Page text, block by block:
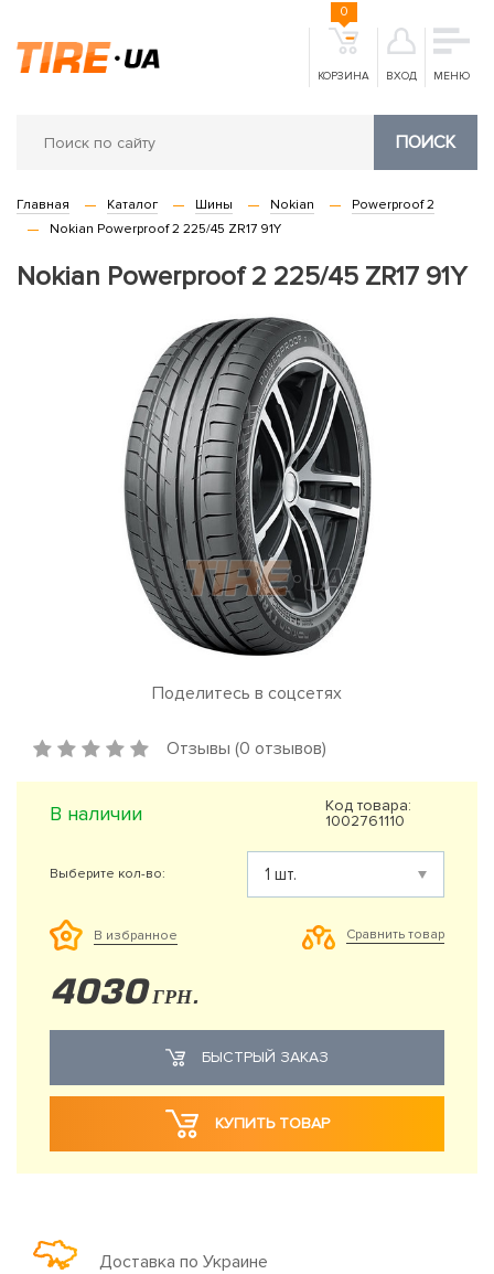
КОРЗИНА
0
ВХОД МЕНЮ
ПОИСК
Главная Каталог Шины Nokian
Powerproof 2
Nokian Powerproof 2 225/45 ZR17 91Y
Nokian Powerproof 2 225/45 ZR17 91Y
Поделитесь в соцсетях
Отзывы (0 отзывов)
В наличии
Код товара:
1002761110
Выберите кол-во:
В избранное Сравнить товар
4030 ГРН.
БЫСТРЫЙ ЗАКАЗ
КУПИТЬ ТОВАР
Доставка по Украине